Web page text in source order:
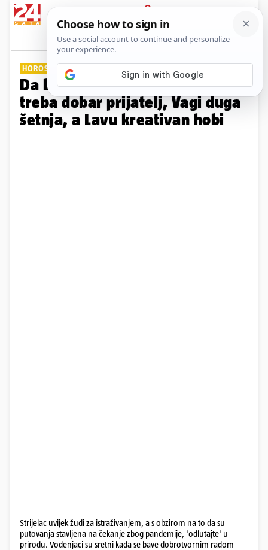
PRIJAVA
Galerija Komentari
HOROSKOP SREĆE
Da bi bili sretni Blizancima
treba dobar prijatelj, Vagi duga
šetnja, a Lavu kreativan hobi
Strijelac uvijek žudi za istraživanjem, a s obzirom na to da su
putovanja stavljena na čekanje zbog pandemije, 'odlutajte' u
prirodu. Vodenjaci su sretni kada se bave dobrotvornim radom